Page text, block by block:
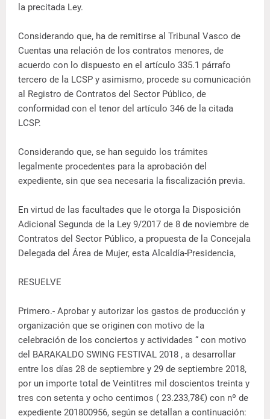
la precitada Ley.
Considerando que, ha de remitirse al Tribunal Vasco de
Cuentas una relación de los contratos menores, de
acuerdo con lo dispuesto en el artículo 335.1 párrafo
tercero de la LCSP y asimismo, procede su comunicación
al Registro de Contratos del Sector Público, de
conformidad con el tenor del artículo 346 de la citada
LCSP.
Considerando que, se han seguido los trámites
legalmente procedentes para la aprobación del
expediente, sin que sea necesaria la fiscalización previa.
En virtud de las facultades que le otorga la Disposición
Adicional Segunda de la Ley 9/2017 de 8 de noviembre de
Contratos del Sector Público, a propuesta de la Concejala
Delegada del Área de Mujer, esta Alcaldía-Presidencia,
RESUELVE
Primero.- Aprobar y autorizar los gastos de producción y
organización que se originen con motivo de la
celebración de los conciertos y actividades “ con motivo
del BARAKALDO SWING FESTIVAL 2018 , a desarrollar
entre los días 28 de septiembre y 29 de septiembre 2018,
por un importe total de Veintitres mil doscientos treinta y
tres con setenta y ocho centimos ( 23.233,78€) con nº de
expediente 201800956, según se detallan a continuación: